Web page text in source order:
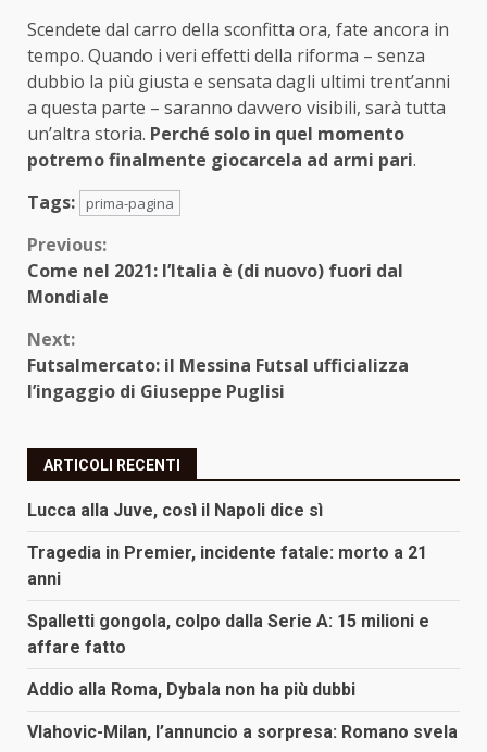
Scendete dal carro della sconfitta ora, fate ancora in
tempo. Quando i veri effetti della riforma – senza
dubbio la più giusta e sensata dagli ultimi trent’anni
a questa parte – saranno davvero visibili, sarà tutta
un’altra storia. Perché solo in quel momento
potremo finalmente giocarcela ad armi pari.
Tags:
prima-pagina
Continue
Reading
Previous:
Come nel 2021: l’Italia è (di nuovo) fuori dal
Mondiale
Next:
Futsalmercato: il Messina Futsal ufficializza
l’ingaggio di Giuseppe Puglisi
ARTICOLI RECENTI
Lucca alla Juve, così il Napoli dice sì
Tragedia in Premier, incidente fatale: morto a 21
anni
Spalletti gongola, colpo dalla Serie A: 15 milioni e
affare fatto
Addio alla Roma, Dybala non ha più dubbi
Vlahovic-Milan, l’annuncio a sorpresa: Romano svela